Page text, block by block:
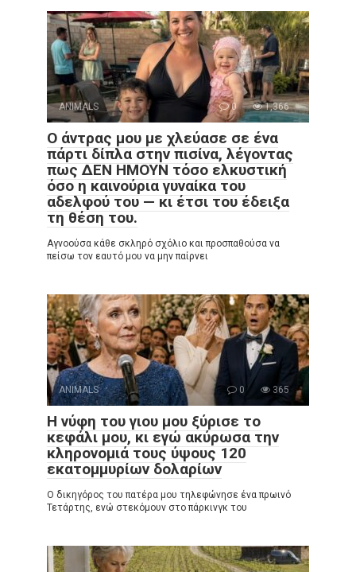
ANIMALS 0 1,366
Ο άντρας μου με χλεύασε σε ένα
πάρτι δίπλα στην πισίνα, λέγοντας
πως ΔΕΝ ΗΜΟΥΝ τόσο ελκυστική
όσο η καινούρια γυναίκα του
αδελφού του — κι έτσι του έδειξα
τη θέση του.
Αγνοούσα κάθε σκληρό σχόλιο και προσπαθούσα να
πείσω τον εαυτό μου να μην παίρνει
ANIMALS 0 365
Η νύφη του γιου μου ξύρισε το
κεφάλι μου, κι εγώ ακύρωσα την
κληρονομιά τους ύψους 120
εκατομμυρίων δολαρίων
Ο δικηγόρος του πατέρα μου τηλεφώνησε ένα πρωινό
Τετάρτης, ενώ στεκόμουν στο πάρκινγκ του